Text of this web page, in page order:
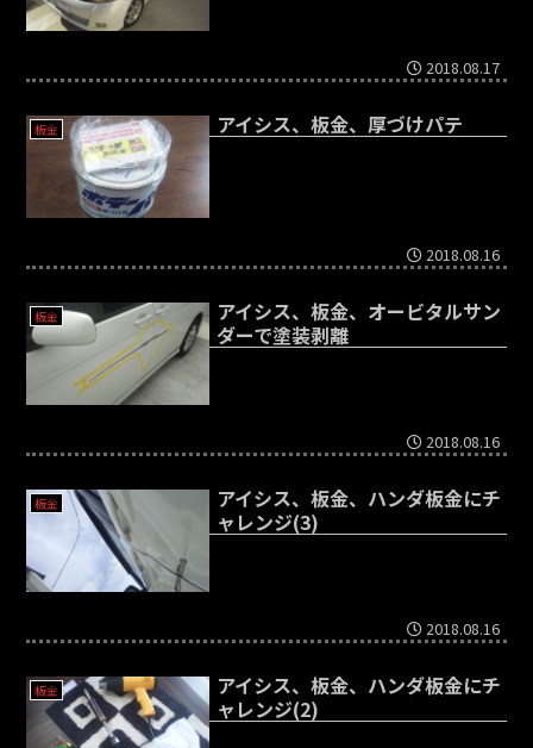
2018.08.17
板金 アイシス、板金、厚づけパテ
2018.08.16
板金
アイシス、板金、オービタルサン
ダーで塗装剥離
2018.08.16
板金
アイシス、板金、ハンダ板金にチ
ャレンジ(3)
2018.08.16
板金
アイシス、板金、ハンダ板金にチ
ャレンジ(2)